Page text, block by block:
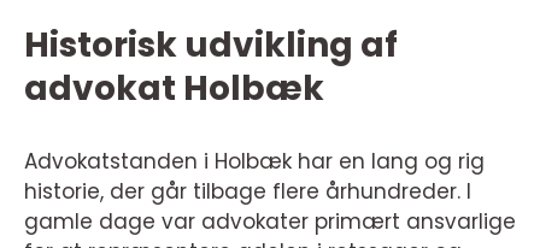
Historisk udvikling af
advokat Holbæk
Advokatstanden i Holbæk har en lang og rig
historie, der går tilbage flere århundreder. I
gamle dage var advokater primært ansvarlige